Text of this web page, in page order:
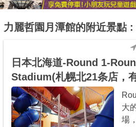
最新消息
最新留言
力麗哲園月潭館的附近景點 :
日本北海道-Round 1-
Stadium(札幌北21条店，
大
場